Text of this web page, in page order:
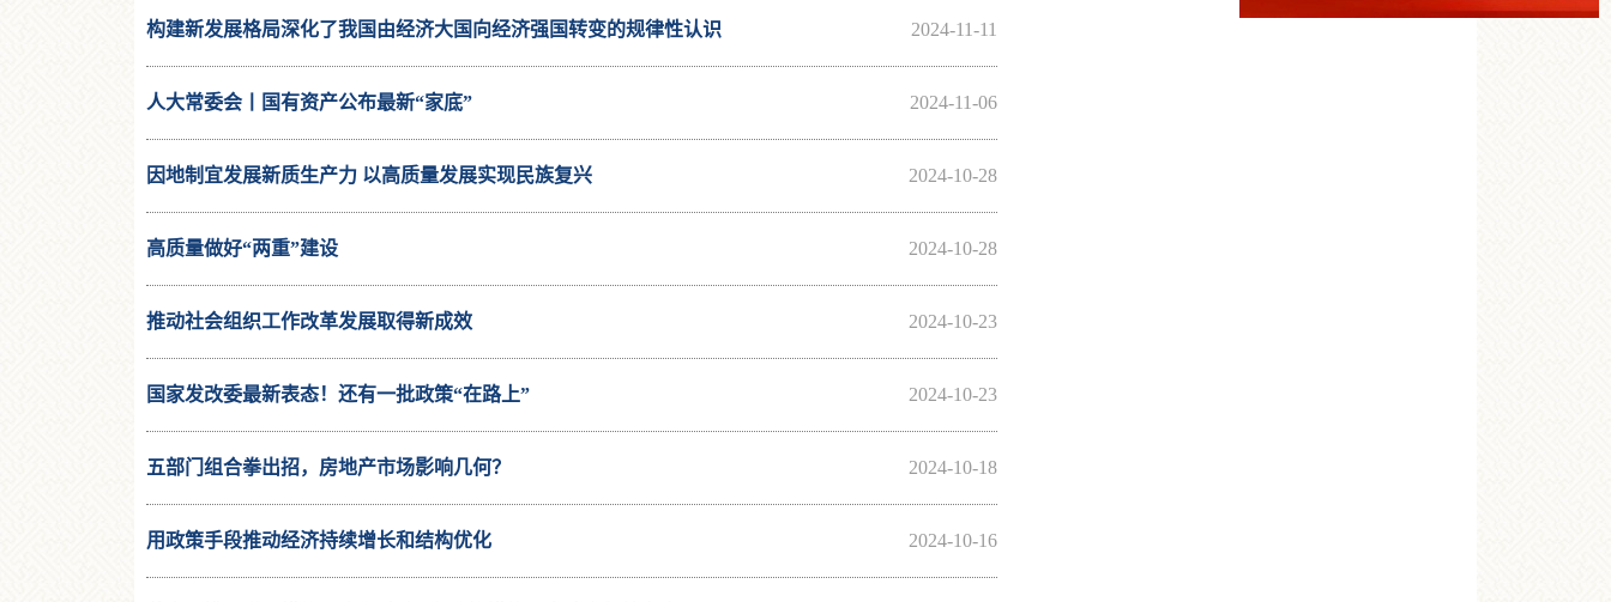
2024-11-11
构建新发展格局深化了我国由经济大国向经济强国转变的规律性认识
2024-11-06
人大常委会丨国有资产公布最新“家底”
2024-10-28
因地制宜发展新质生产力 以高质量发展实现民族复兴
2024-10-28
高质量做好“两重”建设
2024-10-23
推动社会组织工作改革发展取得新成效
2024-10-23
国家发改委最新表态！还有一批政策“在路上”
2024-10-18
五部门组合拳出招，房地产市场影响几何？
2024-10-16
用政策手段推动经济持续增长和结构优化